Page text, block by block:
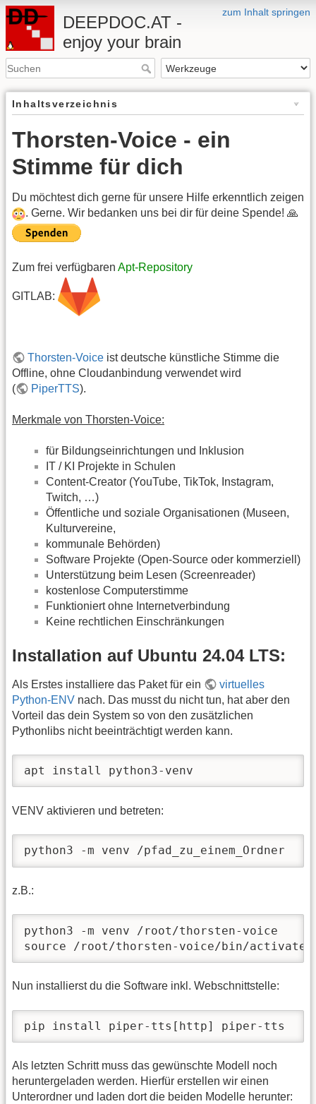
zum Inhalt springen
DEEPDOC.AT -
enjoy your brain
Inhaltsverzeichnis
Thorsten-Voice - ein
Stimme für dich
Du möchtest dich gerne für unsere Hilfe erkenntlich zeigen
. Gerne. Wir bedanken uns bei dir für deine Spende! 🙏
Zum frei verfügbaren Apt-Repository
GITLAB:
Thorsten-Voice ist deutsche künstliche Stimme die
Offline, ohne Cloudanbindung verwendet wird
(
PiperTTS).
Merkmale von Thorsten-Voice:
für Bildungseinrichtungen und Inklusion
IT / KI Projekte in Schulen
Content-Creator (YouTube, TikTok, Instagram,
Twitch, …)
Öffentliche und soziale Organisationen (Museen,
Kulturvereine,
kommunale Behörden)
Software Projekte (Open-Source oder kommerziell)
Unterstützung beim Lesen (Screenreader)
kostenlose Computerstimme
Funktioniert ohne Internetverbindung
Keine rechtlichen Einschränkungen
Installation auf Ubuntu 24.04 LTS:
Als Erstes installiere das Paket für ein
virtuelles
Python-ENV nach. Das musst du nicht tun, hat aber den
Vorteil das dein System so von den zusätzlichen
Pythonlibs nicht beeinträchtigt werden kann.
apt install python3-venv
VENV aktivieren und betreten:
python3 -m venv /pfad_zu_einem_Ordner
z.B.:
python3 -m venv /root/thorsten-voice
source /root/thorsten-voice/bin/activate
Nun installierst du die Software inkl. Webschnittstelle:
pip install piper-tts[http] piper-tts
Als letzten Schritt muss das gewünschte Modell noch
heruntergeladen werden. Hierfür erstellen wir einen
Unterordner und laden dort die beiden Modelle herunter: